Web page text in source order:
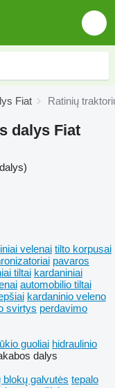
Fiat Ratinių
dalys Fiat
velenai tilto korpusai
pavaros
tiltai kardaniniai
automobilio tiltai
kardaninio veleno
svirtys perdavimo
guoliai hidraulinio
dalys
blokų galvutės tepalo